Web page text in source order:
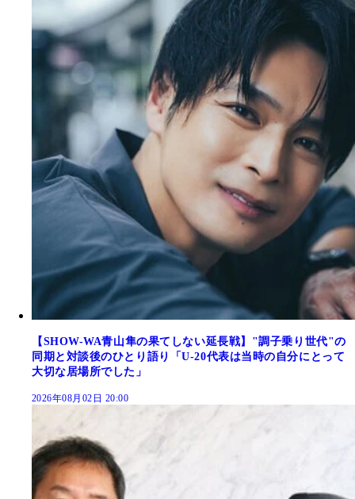
【SHOW-WA青山隼の果てしない延長戦】"調子乗り世代"の
同期と対談後のひとり語り「U-20代表は当時の自分にとって
大切な居場所でした」
2026年08月02日 20:00